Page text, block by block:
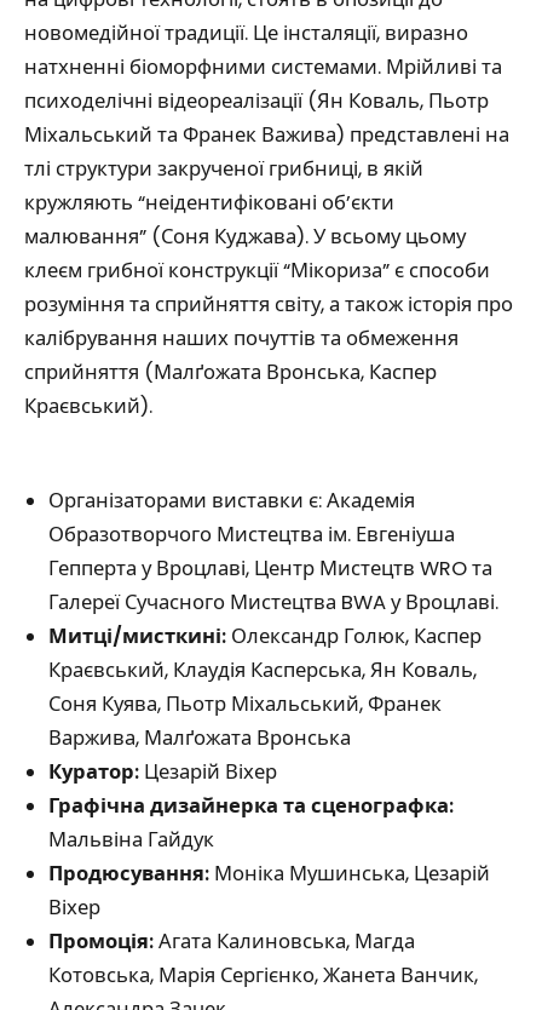
новомедійної традиції. Це інсталяції, виразно
натхненні біоморфними системами. Мрійливі та
психоделічні відеореалізації (Ян Коваль, Пьотр
Міхальський та Франек Важива) представлені на
тлі структури закрученої грибниці, в якій
кружляють “неідентифіковані об’єкти
малювання” (Соня Куджава). У всьому цьому
клеєм грибної конструкції “Мікориза” є способи
розуміння та сприйняття світу, а також історія про
калібрування наших почуттів та обмеження
сприйняття (Малґожата Вронська, Каспер
Краєвський).
Організаторами виставки є: Академія
Образотворчого Мистецтва ім. Евгеніуша
Гепперта у Вроцлаві, Центр Мистецтв WRO та
Галереї Сучасного Мистецтва BWA у Вроцлаві.
Митці/мисткині: Олександр Голюк, Каспер
Краєвський, Клаудія Касперська, Ян Коваль,
Соня Куява, Пьотр Міхальський, Франек
Варжива, Малґожата Вронська
Куратор: Цезарій Віхер
Графічна дизайнерка та сценографка:
Мальвіна Гайдук
Продюсування: Моніка Мушинська, Цезарій
Віхер
Промоція:Агата Калиновська, Магда
Котовська, Марія Сергієнко, Жанета Ванчик,